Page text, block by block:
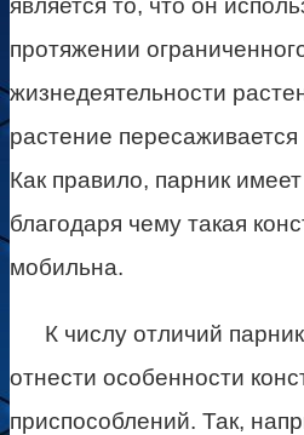
является то, что он
протяжении
жизнедеятельности
растение пересаживается
Как правило, парник
благодаря чему такая
мобильна.
К числу отличий
отнести особенности
приспособлений. Так,